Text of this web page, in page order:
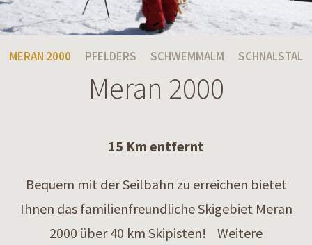
MERAN 2000 PFELDERS SCHWEMMALM SCHNALSTAL
Meran 2000
15 Km entfernt
Bequem mit der Seilbahn zu erreichen bietet
Ihnen das familienfreundliche Skigebiet Meran
2000 über 40 km Skipisten! Weitere